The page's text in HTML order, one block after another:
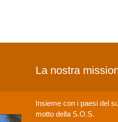
La nostra
Insieme con i paesi del
motto della S.O.S.